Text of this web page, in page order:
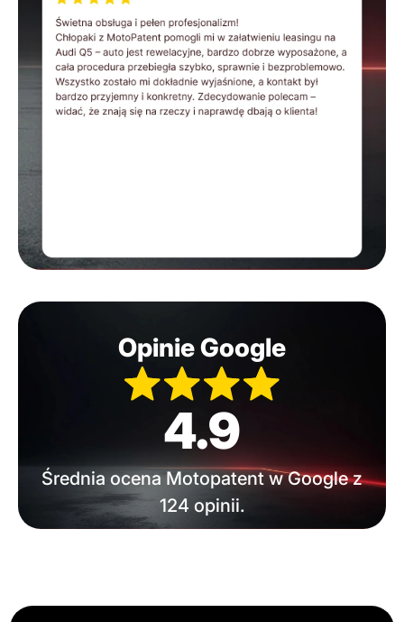
Opinie Google
4.9
Średnia ocena Motopatent w Google z
124 opinii.